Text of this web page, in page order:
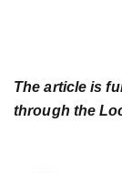
The article is
through the